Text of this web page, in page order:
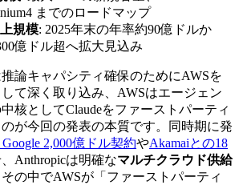
までのロードマップ
規模: 2025年末の年率約90億ドルか
億ドル超へ拡大見込み
論キャパシティ確保のためにAWSを
して深く取り込み、AWSはエージェン
核としてClaudeをファーストパーティ
が今回の発表の本質です。同時期に発
2,000億ドル契約やAkamaiとの18
Anthropicは明確なマルチクラウド供給
の中でAWSが「ファーストパーティ